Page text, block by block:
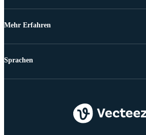
Mehr Erfahren
Sprachen